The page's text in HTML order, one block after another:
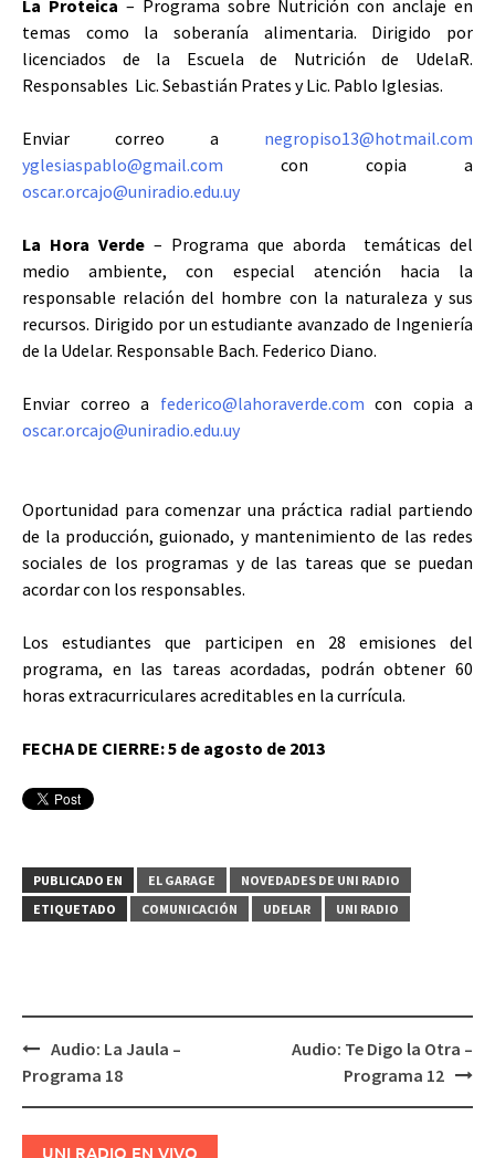
La Proteica – Programa sobre Nutrición con anclaje en
temas como la soberanía alimentaria. Dirigido por
licenciados de la Escuela de Nutrición de UdelaR.
Responsables Lic. Sebastián Prates y Lic. Pablo Iglesias.
Enviar correo a negropiso13@hotmail.com
yglesiaspablo@gmail.com con copia a
oscar.orcajo@uniradio.edu.uy
La Hora Verde – Programa que aborda temáticas del
medio ambiente, con especial atención hacia la
responsable relación del hombre con la naturaleza y sus
recursos. Dirigido por un estudiante avanzado de Ingeniería
de la Udelar. Responsable Bach. Federico Diano.
Enviar correo a federico@lahoraverde.com con copia a
oscar.orcajo@uniradio.edu.uy
Oportunidad para comenzar una práctica radial partiendo
de la producción, guionado, y mantenimiento de las redes
sociales de los programas y de las tareas que se puedan
acordar con los responsables.
Los estudiantes que participen en 28 emisiones del
programa, en las tareas acordadas, podrán obtener 60
horas extracurriculares acreditables en la currícula.
FECHA DE CIERRE: 5 de agosto de 2013
PUBLICADO EN EL GARAGE
NOVEDADES DE UNI RADIO
ETIQUETADO
COMUNICACIÓN UDELAR UNI RADIO
Navegación
Audio: La Jaula –
Programa 18
Audio: Te Digo la Otra –
Programa 12
UNI RADIO EN VIVO